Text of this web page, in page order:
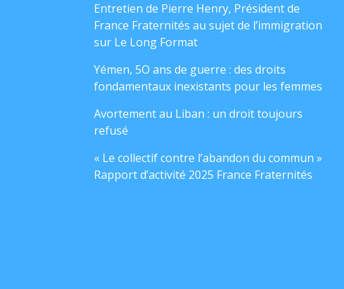
Entretien de Pierre Henry, Président de
France Fraternités au sujet de l’immigration
sur Le Long Format
Yémen, 5O ans de guerre : des droits
fondamentaux inexistants pour les femmes
Avortement au Liban : un droit toujours
refusé
« Le collectif contre l’abandon du commun »
Rapport d’activité 2025 France Fraternités